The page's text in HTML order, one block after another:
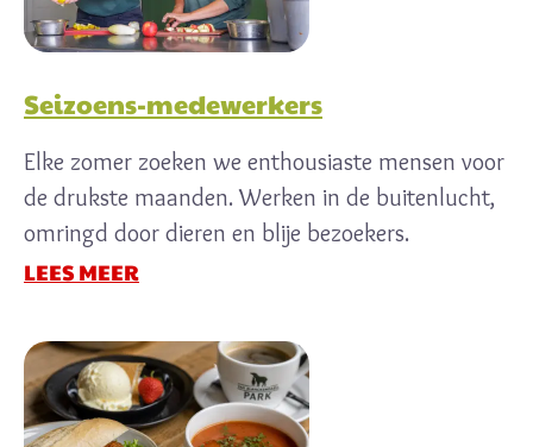
Seizoens-medewerkers
Elke zomer zoeken we enthousiaste mensen voor
de drukste maanden. Werken in de buitenlucht,
omringd door dieren en blije bezoekers.
LEES MEER